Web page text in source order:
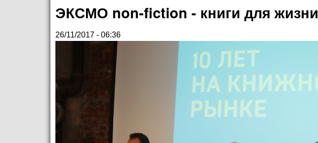
ЭКСМО non-fiction - книги для жизни
26/11/2017 - 06:36